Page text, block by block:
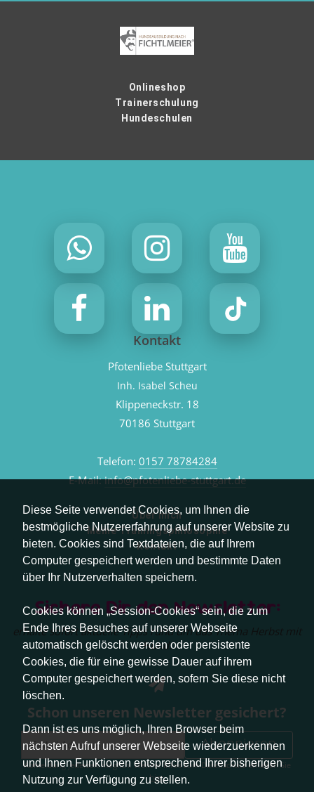
Diese Seite verwendet Cookies, um Ihnen die
bestmögliche Nutzererfahrung auf unserer Website zu
bieten. Cookies sind Textdateien, die auf Ihrem
Computer gespeichert werden und bestimmte Daten
über Ihr Nutzerverhalten speichern.
Cookies können „Session-Cookies“ sein, die zum
Ende Ihres Besuches auf unserer Webseite
automatisch gelöscht werden oder persistente
Cookies, die für eine gewisse Dauer auf ihrem
Computer gespeichert werden, sofern Sie diese nicht
löschen.
Dann ist es uns möglich, Ihren Browser beim
nächsten Aufruf unserer Webseite wiederzuerkennen
und Ihnen Funktionen entsprechend Ihrer bisherigen
Nutzung zur Verfügung zu stellen.
Onlineshop
Trainerschulung
Hundeschulen
Kontakt
Pfotenliebe Stuttgart
Inh. Isabel Scheu
Klippeneckstr. 18
70186 Stuttgart
Telefon: 0157 78784284
E-Mail:info@pfotenliebe-stuttgart.de
Über mich
Meine Trainingsphilosophie
Kontakt
Sichere Dir den Newsletter:
erhalte sofort aktuelle Tipps rund um das Thema Herbst mit
Hund.
Schon unseren Newsletter gesichert?
Abonnieren
Abmeldung jederzeit möglich. Weitere Infos zum Datenschutz erhalten Sie
hier.